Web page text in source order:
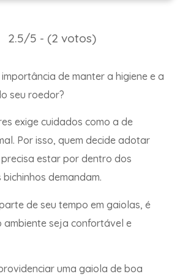
2.5/5 - (2 votos)
de manter a higiene e a
seu roedor?
exige cuidados como a de
Por isso, quem decide adotar
estar por dentro dos
demandam.
de seu tempo em gaiolas, é
ambiente seja confortável e
uma gaiola de boa